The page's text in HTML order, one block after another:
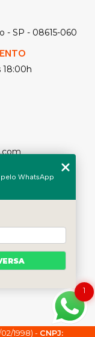
- SP - 08615-060
18:00h
1998) - CNPJ:
1
pelo WhatsApp